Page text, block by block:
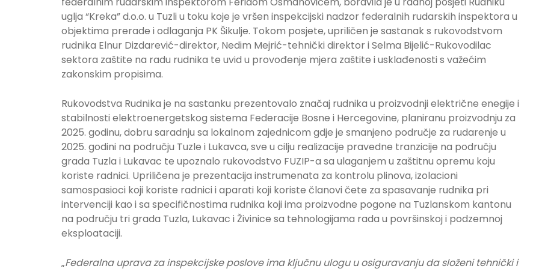
uglja “Kreka” d.o.o. u Tuzli u toku koje je vršen inspekcijski nadzor federalnih rudarskih inspektora u
objektima prerade i odlaganja PK Šikulje. Tokom posjete, upriličen je sastanak s rukovodstvom
rudnika Elnur Dizdarević-direktor, Nedim Mejrić-tehnički direktor i Selma Bijelić-Rukovodilac
sektora zaštite na radu rudnika te uvid u provođenje mjera zaštite i usklađenosti s važećim
zakonskim propisima.
Rukovodstva Rudnika je na sastanku prezentovalo značaj rudnika u proizvodnji električne enegije i
stabilnosti elektroenergetskog sistema Federacije Bosne i Hercegovine, planiranu proizvodnju za
2025. godinu, dobru saradnju sa lokalnom zajednicom gdje je smanjeno područje za rudarenje u
2025. godini na području Tuzle i Lukavca, sve u cilju realizacije pravedne tranzicije na području
grada Tuzla i Lukavac te upoznalo rukovodstvo FUZIP-a sa ulaganjem u zaštitnu opremu koju
koriste radnici. Upriličena je prezentacija instrumenata za kontrolu plinova, izolacioni
samospasioci koji koriste radnici i aparati koji koriste članovi čete za spasavanje rudnika pri
intervenciji kao i sa specifičnostima rudnika koji ima proizvodne pogone na Tuzlanskom kantonu
na području tri grada Tuzla, Lukavac i Živinice sa tehnologijama rada u površinskoj i podzemnoj
eksploataciji.
„Federalna uprava za inspekcijske poslove ima ključnu ulogu u osiguravanju da složeni tehnički i